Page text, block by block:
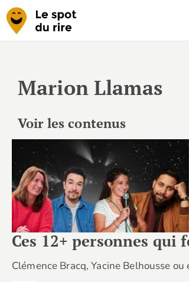
Marion Llamas
Voir les contenus
Ces 12+ personnes qui
Clémence Bracq, Yacine Belhousse